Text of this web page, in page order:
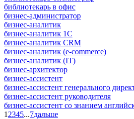
библиотекарь в офис
бизнес-администратор
бизнес-аналитик
бизнес-аналитик 1С
бизнес-аналитик CRM
бизнес-аналитик (e-commerce)
бизнес-аналитик (IT)
бизнес-архитектор
бизнес-ассистент
бизнес-ассистент генерального
бизнес-ассистент руководителя
бизнес-ассистент со знанием
1 2345...7дальше